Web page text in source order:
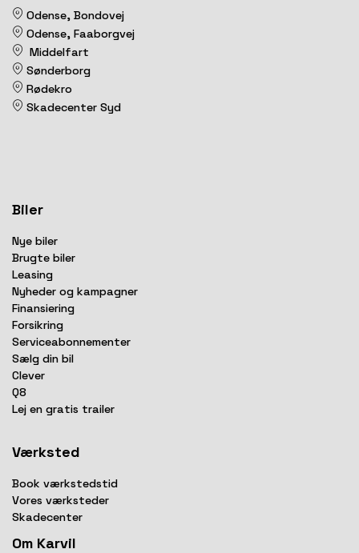
Odense, Bondovej
Odense, Faaborgvej
Middelfart
Sønderborg
Rødekro
Skadecenter Syd
Biler
Nye biler
Brugte biler
Leasing
Nyheder og kampagner
Finansiering
Forsikring
Serviceabonnementer
Sælg din bil
Clever
Q8
Lej en gratis trailer
Værksted
Book værkstedstid
Vores værksteder
Skadecenter
Om Karvil